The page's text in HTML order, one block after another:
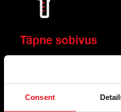
Consent
Täpne sobivus
Ülikeerukas seadmestik
koormus-, tee- ja